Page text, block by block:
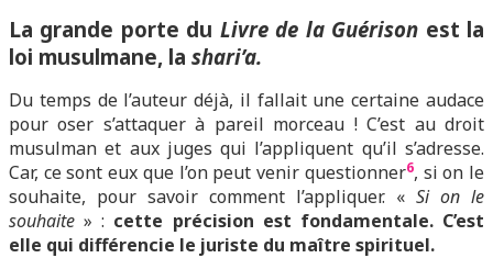
La grande porte du Livre de la Guérison est la
loi musulmane, la shari’a.
Du temps de l’auteur déjà, il fallait une certaine audace
pour oser s’attaquer à pareil morceau ! C’est au droit
musulman et aux juges qui l’appliquent qu’il s’adresse.
Car, ce sont eux que l’on peut venir questionner6, si on le
souhaite, pour savoir comment l’appliquer. « Si on le
souhaite » : cette précision est fondamentale. C’est
elle qui différencie le juriste du maître spirituel.